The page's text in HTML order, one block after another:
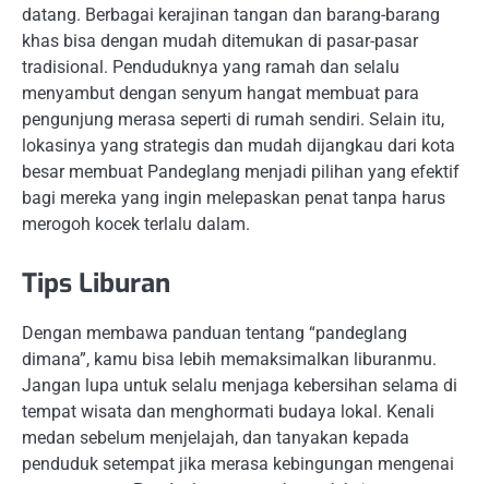
datang. Berbagai kerajinan tangan dan barang-barang
khas bisa dengan mudah ditemukan di pasar-pasar
tradisional. Penduduknya yang ramah dan selalu
menyambut dengan senyum hangat membuat para
pengunjung merasa seperti di rumah sendiri. Selain itu,
lokasinya yang strategis dan mudah dijangkau dari kota
besar membuat Pandeglang menjadi pilihan yang efektif
bagi mereka yang ingin melepaskan penat tanpa harus
merogoh kocek terlalu dalam.
Tips Liburan
Dengan membawa panduan tentang “pandeglang
dimana”, kamu bisa lebih memaksimalkan liburanmu.
Jangan lupa untuk selalu menjaga kebersihan selama di
tempat wisata dan menghormati budaya lokal. Kenali
medan sebelum menjelajah, dan tanyakan kepada
penduduk setempat jika merasa kebingungan mengenai